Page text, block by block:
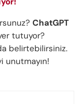
ChatGPT
tutuyor?
belirtebilirsiniz.
unutmayın!